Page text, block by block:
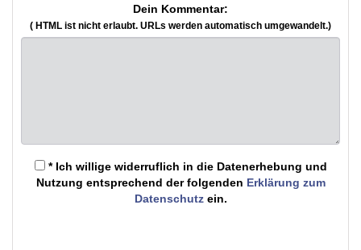
Dein Kommentar:
( HTML ist nicht erlaubt. URLs werden automatisch umgewandelt.)
* Ich willige widerruflich in die Datenerhebung und
Nutzung entsprechend der folgenden Erklärung zum
Datenschutzein.